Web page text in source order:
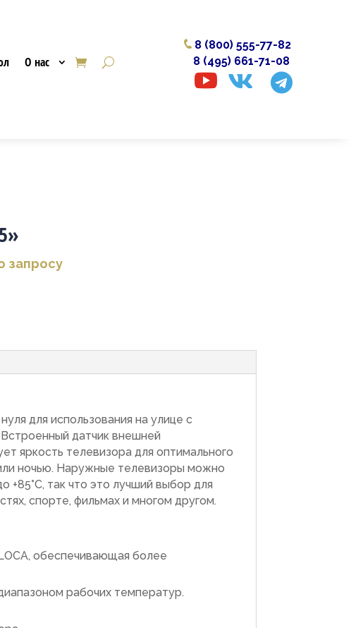
О нас
8 (800) 555-77-82
8 (495) 661-71-08
  
запросу
для использования на улице с
датчик внешней
яркость телевизора для оптимального
ночью. Наружные телевизоры можно
+85°C, так что это лучший выбор для
спорте, фильмах и многом другом.
обеспечивающая более
рабочих температур.